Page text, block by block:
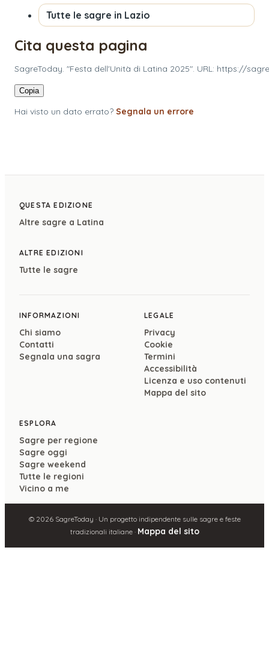
Tutte le sagre in Lazio
Cita questa pagina
SagreToday. "Festa dell'Unità di Latina 2025". URL: https://
Copia
Hai visto un dato errato? Segnala un errore
QUESTA EDIZIONE
Altre sagre a Latina
ALTRE EDIZIONI
Tutte le sagre
INFORMAZIONI
Chi siamo
Contatti
Segnala una sagra
LEGALE
Privacy
Cookie
Termini
Accessibilità
Licenza e uso contenuti
Mappa del sito
ESPLORA
Sagre per regione
Sagre oggi
Sagre weekend
Tutte le regioni
Vicino a me
© 2026SagreToday · Un progetto indipendente sulle sagre e feste
tradizionali italiane · Mappa del sito